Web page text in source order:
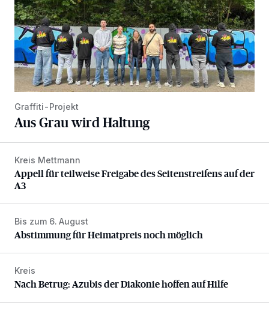
Graffiti-Projekt
Aus Grau wird Haltung
Appell für teilweise Freigabe des Seitenstreifens auf der A3
Kreis Mettmann
Appell für teilweise Freigabe des Seitenstreifens auf der
A3
Abstimmung für Heimatpreis noch möglich
Bis zum 6. August
Abstimmung für Heimatpreis noch möglich
Nach Betrug: Azubis der Diakonie hoffen auf Hilfe
Kreis
Nach Betrug: Azubis der Diakonie hoffen auf Hilfe